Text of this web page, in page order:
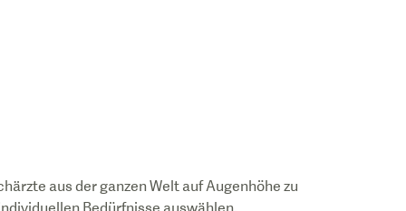
aus der ganzen Welt auf Augenhöhe zu